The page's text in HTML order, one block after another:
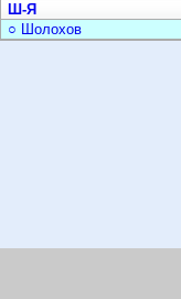
Ш-Я
○ Шолохов